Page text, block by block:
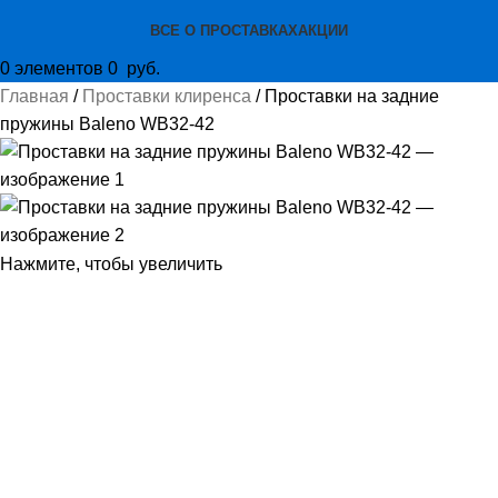
ВСЕ О ПРОСТАВКАХАКЦИИ
0 элементов 0 руб.
Главная
Проставки клиренса
Проставки на задние
пружины Baleno WB32-42
Нажмите, чтобы увеличить